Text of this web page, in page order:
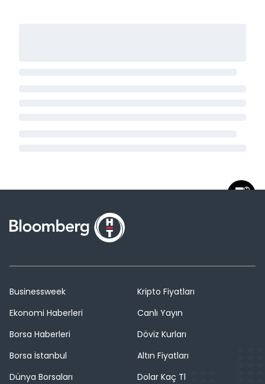
Businessweek
Ekonomi Haberleri
Borsa Haberleri
Borsa İstanbul
Dünya Borsaları
Kripto Fiyatları
Canlı Yayın
Döviz Kurları
Altın Fiyatları
Dolar Kaç Tl